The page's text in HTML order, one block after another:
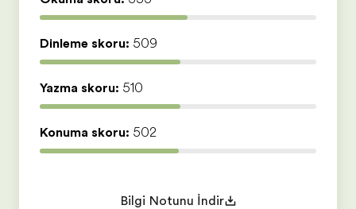
Dinleme skoru: 509
Yazma skoru: 510
Konuşma skoru: 502
Bilgi Notunu İndir